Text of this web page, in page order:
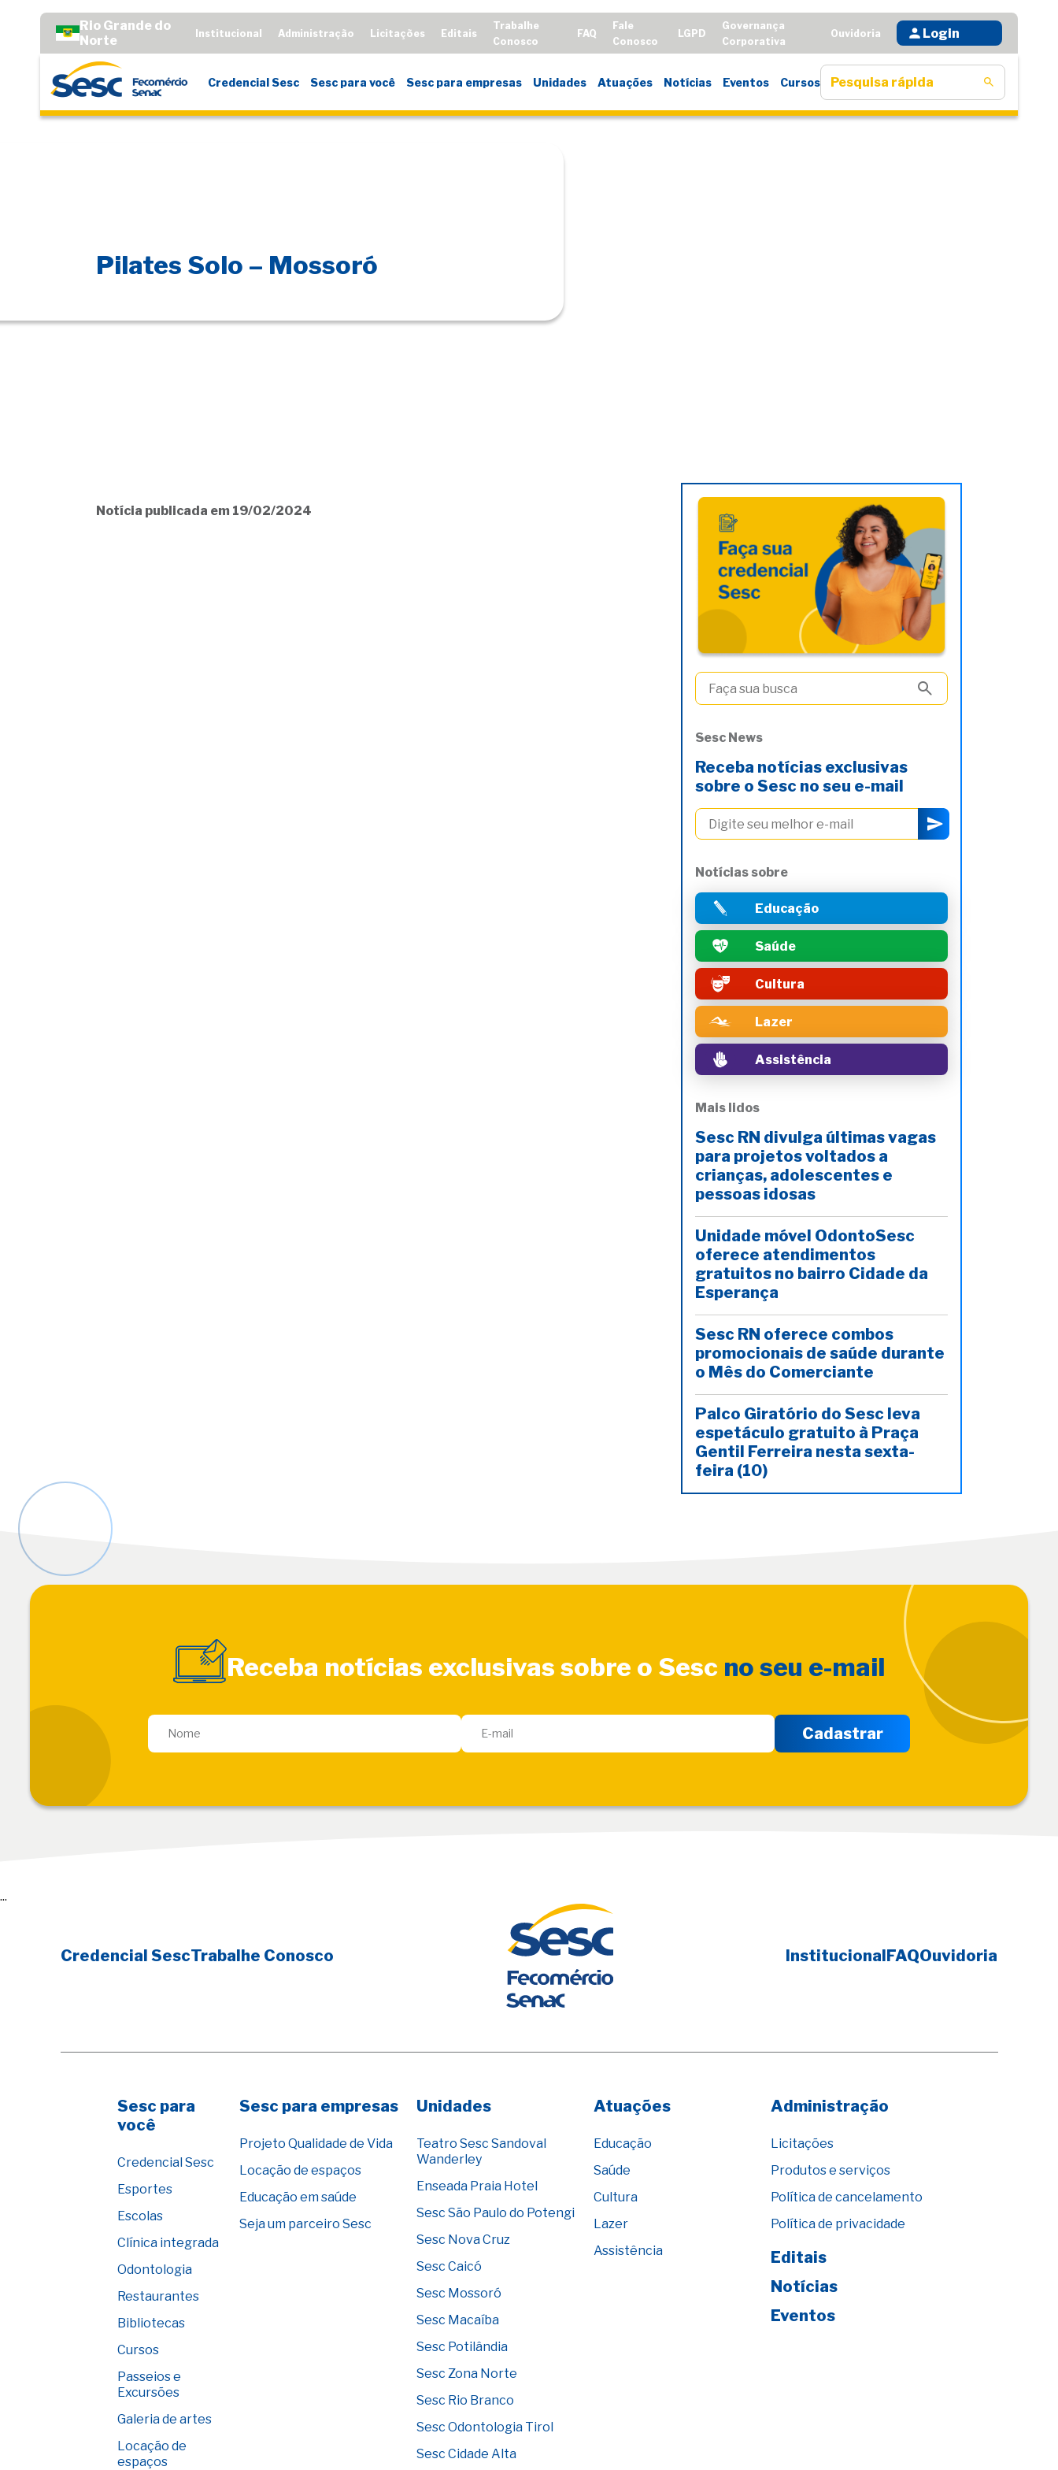
Rio Grande do
Norte
Institucional Administração Licitações Editais
Trabalhe
Conosco
FAQ
Fale
Conosco
LGPD
Governança
Corporativa
Ouvidoria Login
Credencial Sesc Sesc para você Sesc para empresas Unidades Atuações Notícias Eventos Cursos
Pilates Solo – Mossoró
Notícia publicada em 19/02/2024
Sesc News
Receba notícias exclusivas
sobre o Sesc no seu e-mail
Notícias sobre
Educação
Saúde
Cultura
Lazer
Assistência
Mais lidos
Sesc RN divulga últimas vagas
para projetos voltados a
crianças, adolescentes e
pessoas idosas
Unidade móvel OdontoSesc
oferece atendimentos
gratuitos no bairro Cidade da
Esperança
Sesc RN oferece combos
promocionais de saúde durante
o Mês do Comerciante
Palco Giratório do Sesc leva
espetáculo gratuito à Praça
Gentil Ferreira nesta sexta-
feira (10)
Receba notícias exclusivas sobre o Sesc no seu e-mail
...
Credencial SescTrabalhe Conosco InstitucionalFAQOuvidoria
Sesc para
você
Credencial Sesc
Esportes
Escolas
Clínica integrada
Odontologia
Restaurantes
Bibliotecas
Cursos
Passeios e
Excursões
Galeria de artes
Locação de
espaços
Sesc para empresas
Projeto Qualidade de Vida
Locação de espaços
Educação em saúde
Seja um parceiro Sesc
Unidades
Teatro Sesc Sandoval
Wanderley
Enseada Praia Hotel
Sesc São Paulo do Potengi
Sesc Nova Cruz
Sesc Caicó
Sesc Mossoró
Sesc Macaíba
Sesc Potilândia
Sesc Zona Norte
Sesc Rio Branco
Sesc Odontologia Tirol
Sesc Cidade Alta
Atuações
Educação
Saúde
Cultura
Lazer
Assistência
Administração
Licitações
Produtos e serviços
Política de cancelamento
Política de privacidade
Editais
Notícias
Eventos